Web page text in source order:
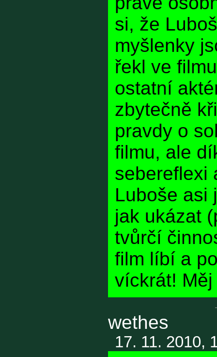
si, že
myšlenky
řekl ve
ostatní
zbytečně
pravdy o
filmu, ale
sebereflexi
Luboše asi
jak ukázat
tvůrčí
film líbí a
víckrát! Měj
wethes
17. 11. 2010,